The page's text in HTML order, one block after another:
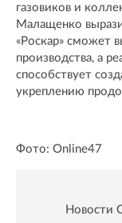
газовиков и
Малащенко
«Роскар» сможет
производства, а
способствует
укреплению
Фото: Online47
Новости